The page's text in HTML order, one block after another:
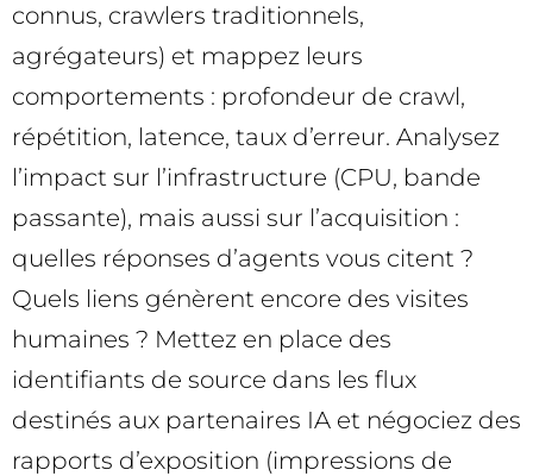
connus, crawlers traditionnels,
agrégateurs) et mappez leurs
comportements : profondeur de crawl,
répétition, latence, taux d’erreur. Analysez
l’impact sur l’infrastructure (CPU, bande
passante), mais aussi sur l’acquisition :
quelles réponses d’agents vous citent ?
Quels liens génèrent encore des visites
humaines ? Mettez en place des
identifiants de source dans les flux
destinés aux partenaires IA et négociez des
rapports d’exposition (impressions de